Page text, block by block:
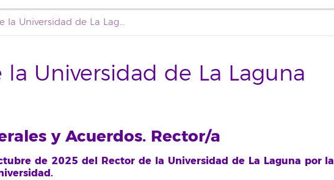
Boletín Oficial de la Universidad de La Laguna
Universidad de La Laguna
y Acuerdos. Rector/a
de 2025 del Rector de la Universidad de La Laguna por la